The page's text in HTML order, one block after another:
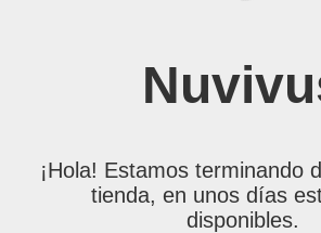
¡Hola! Estamos terminando
tienda, en unos días
disponibles.